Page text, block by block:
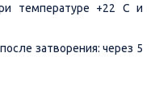
температуре +22 С и
затворения: через 5